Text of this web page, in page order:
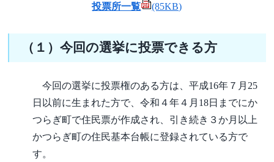
投票所一覧 (85KB)
（１）今回の選挙に投票できる方
今回の選挙に投票権のある方は、平成16年７月25
日以前に生まれた方で、令和４年４月18日までにか
つらぎ町で住民票が作成され、引き続き３か月以上
かつらぎ町の住民基本台帳に登録されている方で
す。